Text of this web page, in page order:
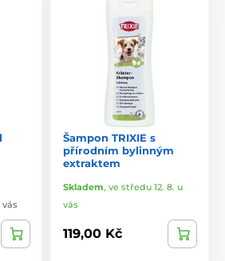
vás
Šampon TRIXIE s
přírodním bylinným
extraktem
Skladem, ve středu 12. 8. u
vás
119,00 Kč